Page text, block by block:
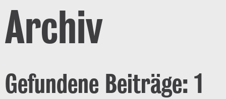
Archiv
Gefundene Beiträge: 1